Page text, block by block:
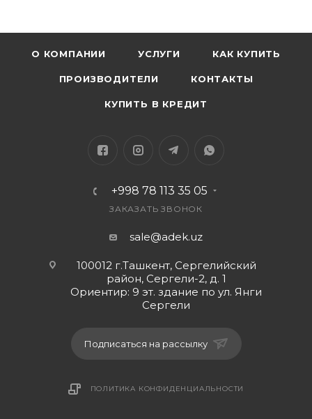
О КОМПАНИИ УСЛУГИ КАК КУПИТЬ
ПРОИЗВОДИТЕЛИ КОНТАКТЫ
КУПИТЬ В КРЕДИТ
+998 78 113 35 05
ЗАКАЗАТЬ ЗВОНОК
sale@adek.uz
100012 г.Ташкент, Сергелийский
район, Сергели-2, д. 1
Ориентир: 9 эт. здание по ул. Янги
Сергели
Подписаться на рассылку
ПОЛИТИКА КОНФИДЕНЦИАЛЬНОСТИ